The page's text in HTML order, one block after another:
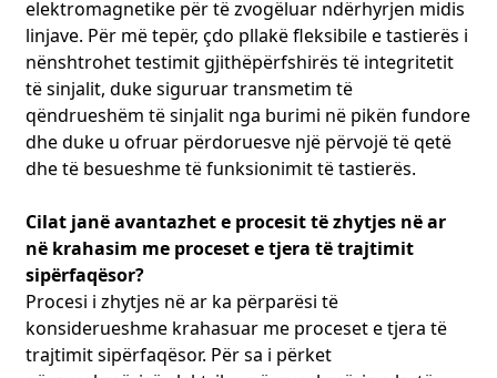
elektromagnetike për të zvogëluar ndërhyrjen midis
linjave. Për më tepër, çdo pllakë fleksibile e tastierës i
nënshtrohet testimit gjithëpërfshirës të integritetit
të sinjalit, duke siguruar transmetim të
qëndrueshëm të sinjalit nga burimi në pikën fundore
dhe duke u ofruar përdoruesve një përvojë të qetë
dhe të besueshme të funksionimit të tastierës.
Cilat janë avantazhet e procesit të zhytjes në ar
në krahasim me proceset e tjera të trajtimit
sipërfaqësor?
Procesi i zhytjes në ar ka përparësi të
konsiderueshme krahasuar me proceset e tjera të
trajtimit sipërfaqësor. Për sa i përket
mund ta shohim qartë strukturën e brendshme të FPC-së.
Testimi i stresit mjedisor simulon performancën e produktit
në mjedise të ndryshme ekstreme, të tilla si temperatura e
lartë, temperatura e ulët, lagështia, dridhjet, etj., për të
siguruar që produkti të mund të funksionojë në mënyrë të
qëndrueshme në mjedise të ndryshme përdorimi. Përmes
këtyre proceseve të rrepta të kontrollit të cilësisë, ne i
4. Përmbledhje e Avantazheve Teknike në Prodhimin e
FPC-së
Për sa i përket përzgjedhjes së materialeve, ne ndjekim
nga afër trendin e zhvillimit të industrisë dhe zgjedhim
lëndë të para me cilësi dhe performancë të lartë për të
siguruar që FPC të ketë fleksibilitet, përçueshmëri elektrike